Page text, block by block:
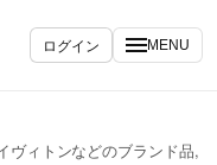
ログイン MENU
ヴィトンなどのブランド品,